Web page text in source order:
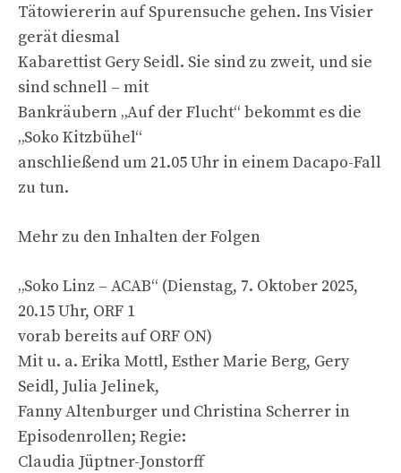
Tätowiererin auf Spurensuche gehen. Ins Visier
gerät diesmal
Kabarettist Gery Seidl. Sie sind zu zweit, und sie
sind schnell – mit
Bankräubern „Auf der Flucht“ bekommt es die
„Soko Kitzbühel“
anschließend um 21.05 Uhr in einem Dacapo-Fall
zu tun.
Mehr zu den Inhalten der Folgen
„Soko Linz – ACAB“ (Dienstag, 7. Oktober 2025,
20.15 Uhr, ORF 1
vorab bereits auf ORF ON)
Mit u. a. Erika Mottl, Esther Marie Berg, Gery
Seidl, Julia Jelinek,
Fanny Altenburger und Christina Scherrer in
Episodenrollen; Regie:
Claudia Jüptner-Jonstorff